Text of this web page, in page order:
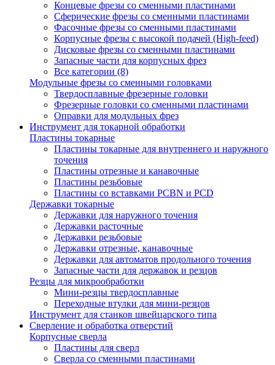
Концевые фрезы со сменными пластинами
Сферические фрезы со сменными пластинами
Фасочные фрезы со сменными пластинами
Корпусные фрезы с высокой подачей (High-feed)
Дисковые фрезы со сменными пластинами
Запасные части для корпусных фрез
Все категории (8)
Модульные фрезы со сменными головками
Твердосплавные фрезерные головки
Фрезерные головки со сменными пластинами
Оправки для модульных фрез
Инструмент для токарной обработки
Пластины токарные
Пластины токарные для внутреннего и наружного
точения
Пластины отрезные и канавочные
Пластины резьбовые
Пластины со вставками PCBN и PCD
Державки токарные
Державки для наружного точения
Державки расточные
Державки резьбовые
Державки отрезные, канавочные
Державки для автоматов продольного точения
Запасные части для державок и резцов
Резцы для микрообработки
Мини-резцы твердосплавные
Переходные втулки для мини-резцов
Инструмент для станков швейцарского типа
Сверление и обработка отверстий
Корпусные сверла
Пластины для сверл
Сверла со сменными пластинами